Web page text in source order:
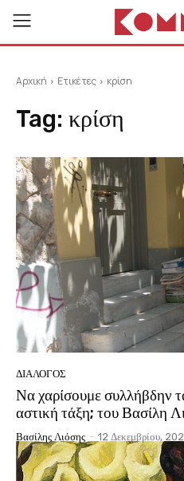
Αρχική Ετικέτες κρίση
Tag: κρίση
ΔΙΆΛΟΓΟΣ
Να χαρίσουμε συλλήβδην
αστική τάξη; του Βασίλη
Βασίλης Λιόσης - 12 Δεκεμβρίου,